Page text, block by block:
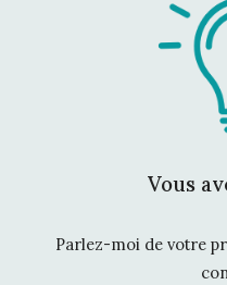
Vous
Parlez-moi de votre